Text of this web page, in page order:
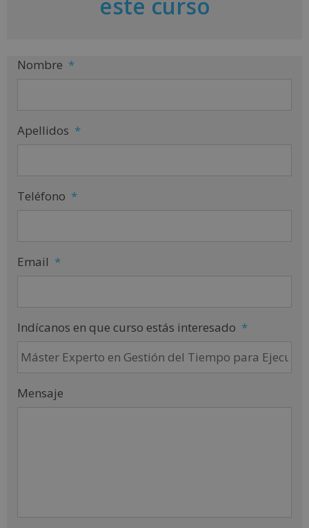
Nombre *
Apellidos *
Teléfono *
Email *
Indícanos en que curso estás interesado *
Mensaje